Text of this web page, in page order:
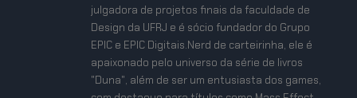
julgadora de projetos finais da faculdade de
Design da UFRJ e é sócio fundador do Grupo
EPIC e EPIC Digitais.Nerd de carteirinha, ele é
apaixonado pelo universo da série de livros
"Duna", além de ser um entusiasta dos games,